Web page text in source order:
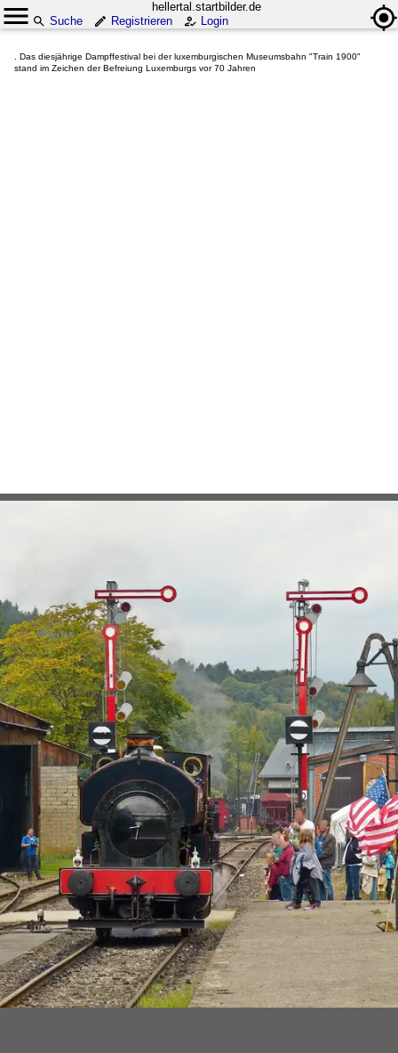
hellertal.startbilder.de
Suche
Registrieren Login
. Das diesjährige Dampffestival bei der luxemburgischen Museumsbahn "Train 1900"
stand im Zeichen der Befreiung Luxemburgs vor 70 Jahren